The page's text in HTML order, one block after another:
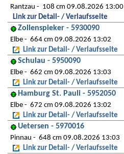
Rantzau
108 cm 09.08.2026 13:00
Link zur Detail- / Verlaufsseite
Zollenspieker - 5930090
Elbe
664 cm 09.08.2026 13:02
Link zur Detail- / Verlaufsseite
Schulau - 5950090
Elbe
662 cm 09.08.2026 13:03
Link zur Detail- / Verlaufsseite
Hamburg St. Pauli - 5952050
Elbe
672 cm 09.08.2026 13:02
Link zur Detail- / Verlaufsseite
Uetersen - 5970016
Pinnau
648 cm 09.08.2026 13:03
Link zur Detail- / Verlaufsseite